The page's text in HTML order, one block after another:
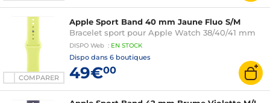
COMPARER
Apple Sport Band 40 mm Jaune Fluo S/M
Bracelet sport pour Apple Watch 38/40/41 mm
DISPO Web : EN STOCK
Dispo dans 6 boutiques
49€00